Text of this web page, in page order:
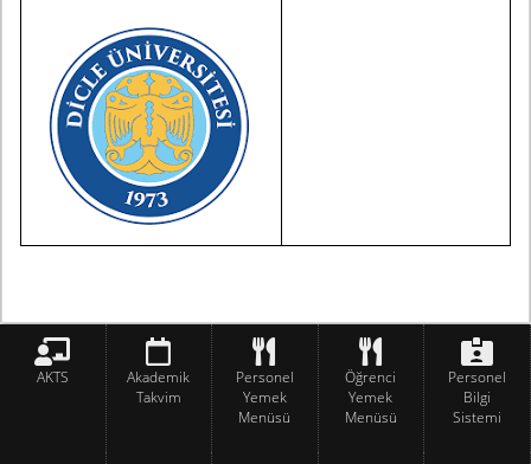
AKTS
Akademik
Takvim
Personel
Yemek
Menüsü
Öğrenci
Yemek
Menüsü
Personel
Bilgi
Sistemi